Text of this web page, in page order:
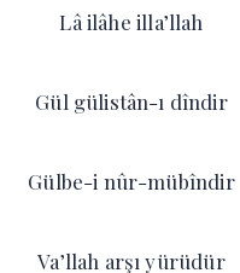
Lâ ilâhe illa’llah
Gül gülistân-ı dîndir
Gülbe-i nûr-mübîndir
Va’llah arşı yürüdür